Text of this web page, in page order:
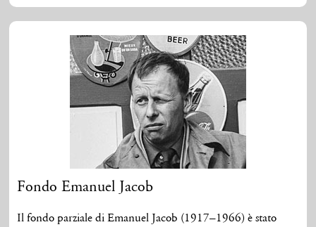
Fondo Emanuel Jacob
Il fondo parziale di Emanuel Jacob (1917–1966) è stato